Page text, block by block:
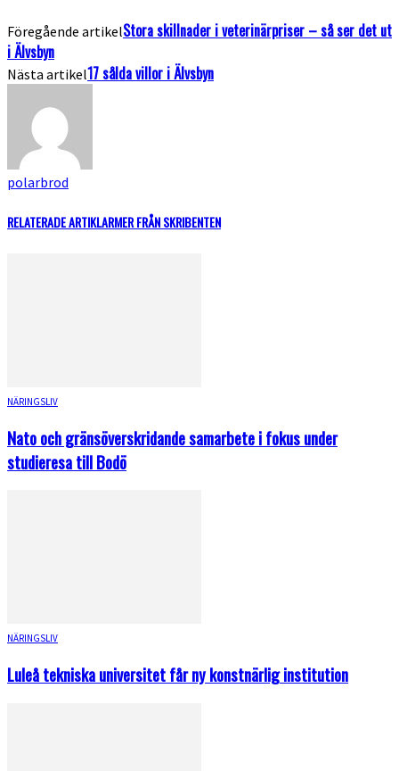
Föregående artikelStora skillnader i veterinärpriser – så ser det ut
i Älvsbyn
Nästa artikel17 sålda villor i Älvsbyn
polarbrod
RELATERADE ARTIKLARMER FRÅN SKRIBENTEN
NÄRINGSLIV
Nato och gränsöverskridande samarbete i fokus under
studieresa till Bodö
NÄRINGSLIV
Luleå tekniska universitet får ny konstnärlig institution